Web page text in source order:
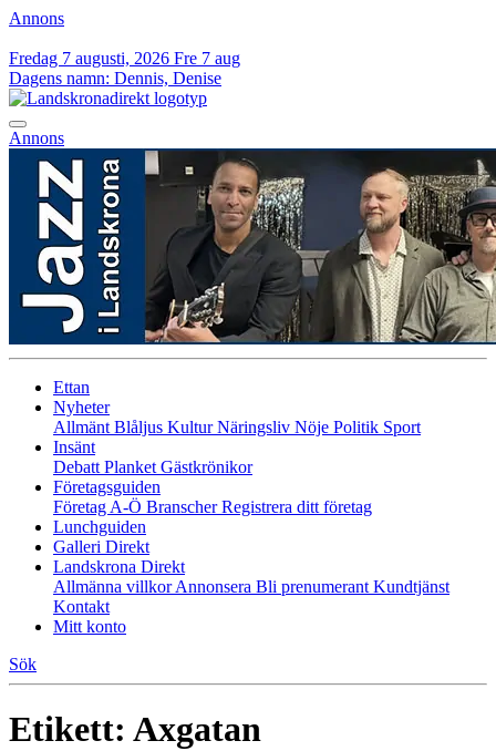
Annons
Fredag 7 augusti, 2026 Fre 7 aug
Dagens namn: Dennis, Denise
Annons
Ettan
Nyheter
Allmänt Blåljus KulturNäringsliv Nöje Politik Sport
Insänt
Debatt Planket Gästkrönikor
Företagsguiden
Företag A-Ö BranscherRegistrera ditt företag
Lunchguiden
Galleri Direkt
Landskrona Direkt
Allmänna villkorAnnonsera Bli prenumerant Kundtjänst
Kontakt
Mitt konto
Sök
Etikett: Axgatan